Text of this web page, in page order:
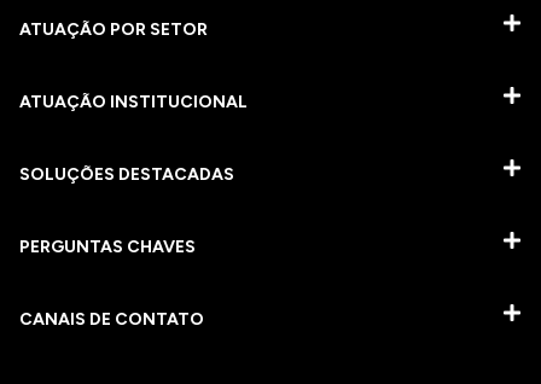
ATUAÇÃO POR SETOR
ATUAÇÃO INSTITUCIONAL
SOLUÇÕES DESTACADAS
PERGUNTAS CHAVES​
CANAIS DE CONTATO